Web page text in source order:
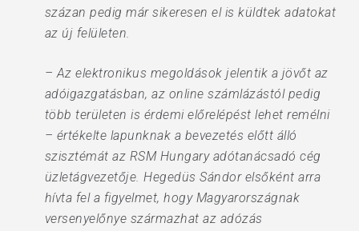
százan pedig már sikeresen el is küldtek adatokat
az új felületen.
– Az elektronikus megoldások jelentik a jövőt az
adóigazgatásban, az online számlázástól pedig
több területen is érdemi előrelépést lehet remélni
– értékelte lapunknak a bevezetés előtt álló
szisztémát az RSM Hungary adótanácsadó cég
üzletágvezetője. Hegedüs Sándor elsőként arra
hívta fel a figyelmet, hogy Magyarországnak
versenyelőnye származhat az adózás